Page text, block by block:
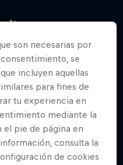
son necesarias por
se
incluyen aquellas
para fines de
tu experiencia en
mediante la
el pie de página en
consulta la
de cookies